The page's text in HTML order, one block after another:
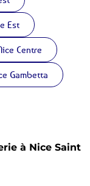
Est
Centre
Gambetta
à Nice Saint